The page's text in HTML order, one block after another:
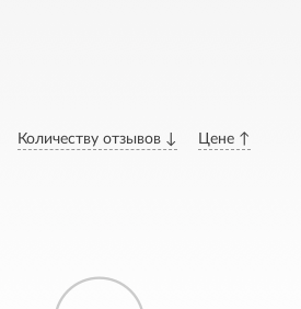
Количеству отзывов ↓ Цене ↑